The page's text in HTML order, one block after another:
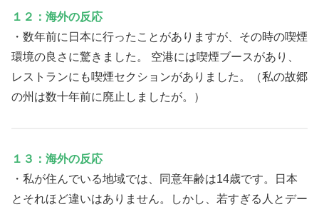
１２：海外の反応
・数年前に日本に行ったことがありますが、その時の喫煙
環境の良さに驚きました。 空港には喫煙ブースがあり、
レストランにも喫煙セクションがありました。（私の故郷
の州は数十年前に廃止しましたが。）
１３：海外の反応
・私が住んでいる地域では、同意年齢は14歳です。日本
とそれほど違いはありません。しかし、若すぎる人とデー